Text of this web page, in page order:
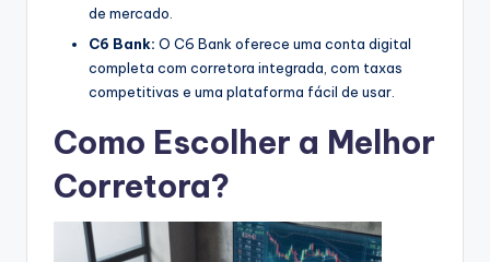
de mercado.
C6 Bank: O C6 Bank oferece uma conta digital
completa com corretora integrada, com taxas
competitivas e uma plataforma fácil de usar.
Como Escolher a Melhor
Corretora?